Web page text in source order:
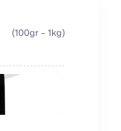
(100gr – 1kg)